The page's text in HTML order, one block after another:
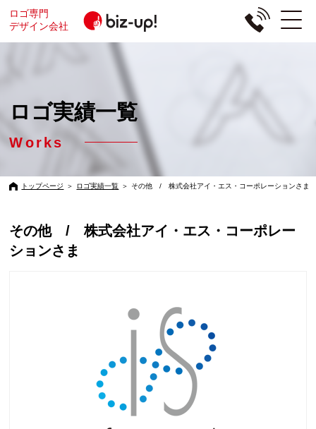
ロゴ専門
デザイン会社
ロゴ実績一覧
Works
トップページ ＞ ロゴ実績一覧 ＞ その他 / 株式会社アイ・エス・コーポレーションさま
その他 / 株式会社アイ・エス・コーポレー
ションさま